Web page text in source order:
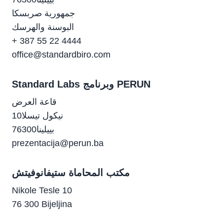
جمهورية صربسكا
البوسنة والهرسك
+ 387 55 22 4444
office@standardbiro.com
Standard Labs وبرنامج PERUN
قاعة العرض
10نيكول تيسلا
76300بييلينا
prezentacija@perun.ba
مكتب المحاماة ستيفانوفيتش
Nikole Tesle 10
76 300 Bijeljina